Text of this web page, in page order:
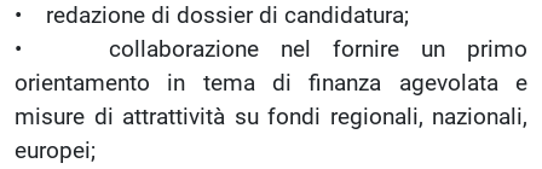
• redazione di dossier di candidatura;
• collaborazione nel fornire un primo
orientamento in tema di finanza agevolata e
misure di attrattività su fondi regionali, nazionali,
europei;